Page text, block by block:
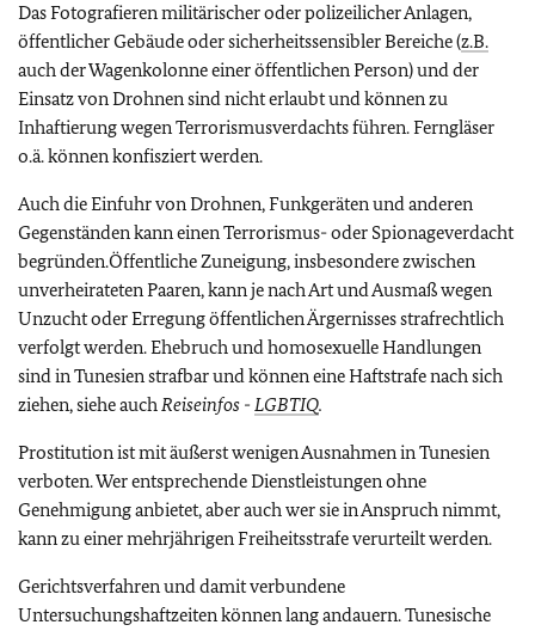
Das Fotografieren militärischer oder polizeilicher Anlagen,
öffentlicher Gebäude oder sicherheitssensibler Bereiche (z.B.
auch der Wagenkolonne einer öffentlichen Person) und der
Einsatz von Drohnen sind nicht erlaubt und können zu
Inhaftierung wegen Terrorismusverdachts führen. Ferngläser
o.ä. können konfisziert werden.
Auch die Einfuhr von Drohnen, Funkgeräten und anderen
Gegenständen kann einen Terrorismus- oder Spionageverdacht
begründen.Öffentliche Zuneigung, insbesondere zwischen
unverheirateten Paaren, kann je nach Art und Ausmaß wegen
Unzucht oder Erregung öffentlichen Ärgernisses strafrechtlich
verfolgt werden. Ehebruch und homosexuelle Handlungen
sind in Tunesien strafbar und können eine Haftstrafe nach sich
ziehen, siehe auchReiseinfos - LGBTIQ.
Prostitution ist mit äußerst wenigen Ausnahmen in Tunesien
verboten. Wer entsprechende Dienstleistungen ohne
Genehmigung anbietet, aber auch wer sie in Anspruch nimmt,
kann zu einer mehrjährigen Freiheitsstrafe verurteilt werden.
Gerichtsverfahren und damit verbundene
Untersuchungshaftzeiten können lang andauern. Tunesische